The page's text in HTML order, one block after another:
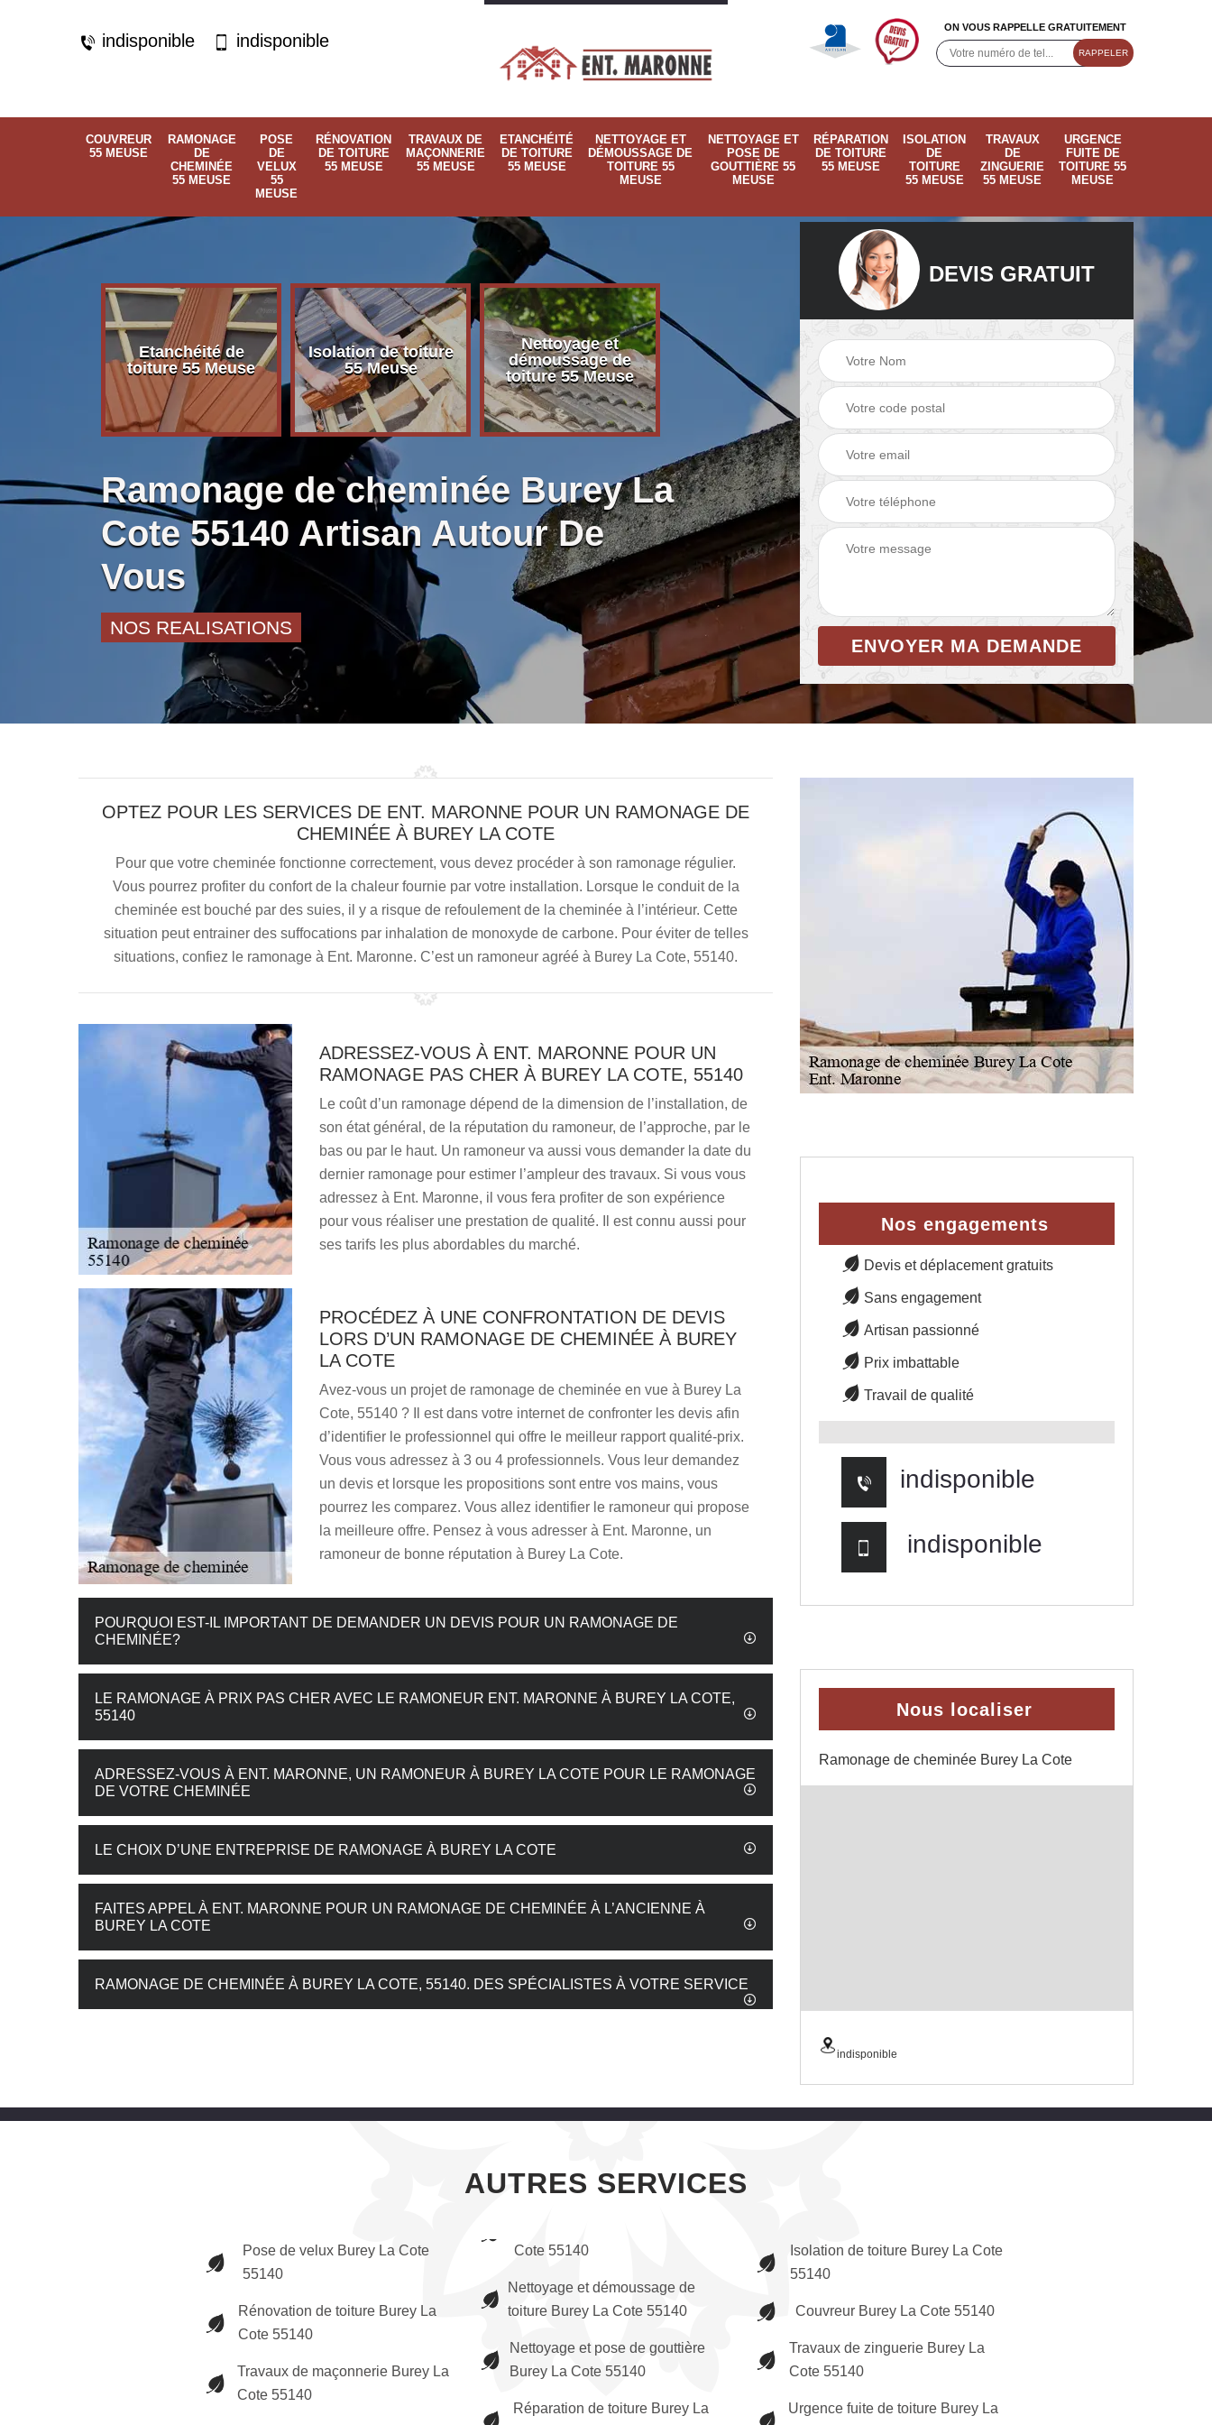
indisponible indisponible
ON VOUS RAPPELLE GRATUITEMENT
COUVREUR
55 MEUSE
RAMONAGE
DE
CHEMINÉE
55 MEUSE
POSE
DE
VELUX
55
MEUSE
RÉNOVATION
DE TOITURE
55 MEUSE
TRAVAUX DE
MAÇONNERIE
55 MEUSE
ETANCHÉITÉ
DE TOITURE
55 MEUSE
NETTOYAGE ET
DÉMOUSSAGE DE
TOITURE 55
MEUSE
NETTOYAGE ET
POSE DE
GOUTTIÈRE 55
MEUSE
RÉPARATION
DE TOITURE
55 MEUSE
ISOLATION
DE
TOITURE
55 MEUSE
TRAVAUX
DE
ZINGUERIE
55 MEUSE
URGENCE
FUITE DE
TOITURE 55
MEUSE
Etanchéité de
toiture 55 Meuse
Isolation de toiture
55 Meuse
Nettoyage et
démoussage de
toiture 55 Meuse
Nettoyage et pose
de gouttière 55
Meuse
Ramonage de
cheminée 55
Ramonage de cheminée Burey La
Cote 55140 Artisan Autour De
Vous
NOS REALISATIONS
DEVIS GRATUIT
OPTEZ POUR LES SERVICES DE ENT. MARONNE POUR UN RAMONAGE DE
CHEMINÉE À BUREY LA COTE
Pour que votre cheminée fonctionne correctement, vous devez procéder à son ramonage régulier.
Vous pourrez profiter du confort de la chaleur fournie par votre installation. Lorsque le conduit de la
cheminée est bouché par des suies, il y a risque de refoulement de la cheminée à l’intérieur. Cette
situation peut entrainer des suffocations par inhalation de monoxyde de carbone. Pour éviter de telles
situations, confiez le ramonage à Ent. Maronne. C’est un ramoneur agréé à Burey La Cote, 55140.
ADRESSEZ-VOUS À ENT. MARONNE POUR UN
RAMONAGE PAS CHER À BUREY LA COTE, 55140
Le coût d’un ramonage dépend de la dimension de l’installation, de
son état général, de la réputation du ramoneur, de l’approche, par le
bas ou par le haut. Un ramoneur va aussi vous demander la date du
dernier ramonage pour estimer l’ampleur des travaux. Si vous vous
adressez à Ent. Maronne, il vous fera profiter de son expérience
pour vous réaliser une prestation de qualité. Il est connu aussi pour
ses tarifs les plus abordables du marché.
PROCÉDEZ À UNE CONFRONTATION DE DEVIS
LORS D’UN RAMONAGE DE CHEMINÉE À BUREY
LA COTE
Avez-vous un projet de ramonage de cheminée en vue à Burey La
Cote, 55140 ? Il est dans votre internet de confronter les devis afin
d’identifier le professionnel qui offre le meilleur rapport qualité-prix.
Vous vous adressez à 3 ou 4 professionnels. Vous leur demandez
un devis et lorsque les propositions sont entre vos mains, vous
pourrez les comparez. Vous allez identifier le ramoneur qui propose
la meilleure offre. Pensez à vous adresser à Ent. Maronne, un
ramoneur de bonne réputation à Burey La Cote.
POURQUOI EST-IL IMPORTANT DE DEMANDER UN DEVIS POUR UN RAMONAGE DE
CHEMINÉE?
LE RAMONAGE À PRIX PAS CHER AVEC LE RAMONEUR ENT. MARONNE À BUREY LA COTE,
55140
ADRESSEZ-VOUS À ENT. MARONNE, UN RAMONEUR À BUREY LA COTE POUR LE RAMONAGE
DE VOTRE CHEMINÉE
LE CHOIX D’UNE ENTREPRISE DE RAMONAGE À BUREY LA COTE
FAITES APPEL À ENT. MARONNE POUR UN RAMONAGE DE CHEMINÉE À L’ANCIENNE À
BUREY LA COTE
RAMONAGE DE CHEMINÉE À BUREY LA COTE, 55140. DES SPÉCIALISTES À VOTRE SERVICE
Nos engagements
Devis et déplacement gratuits
Sans engagement
Artisan passionné
Prix imbattable
Travail de qualité
indisponible
indisponible
Nous localiser
Ramonage de cheminée Burey La Cote
indisponible
AUTRES SERVICES
Pose de velux Burey La Cote
55140
Rénovation de toiture Burey La
Cote 55140
Travaux de maçonnerie Burey La
Cote 55140
Cote 55140
Nettoyage et démoussage de
toiture Burey La Cote 55140
Nettoyage et pose de gouttière
Burey La Cote 55140
Réparation de toiture Burey La
Isolation de toiture Burey La Cote
55140
Couvreur Burey La Cote 55140
Travaux de zinguerie Burey La
Cote 55140
Urgence fuite de toiture Burey La